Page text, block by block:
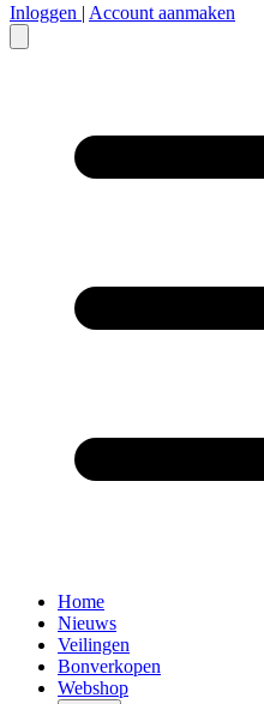
Inloggen | Account aanmaken
Home
Nieuws
Veilingen
Bonverkopen
Webshop